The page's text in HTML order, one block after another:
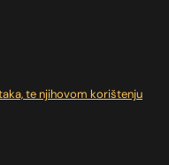
te njihovom korištenju